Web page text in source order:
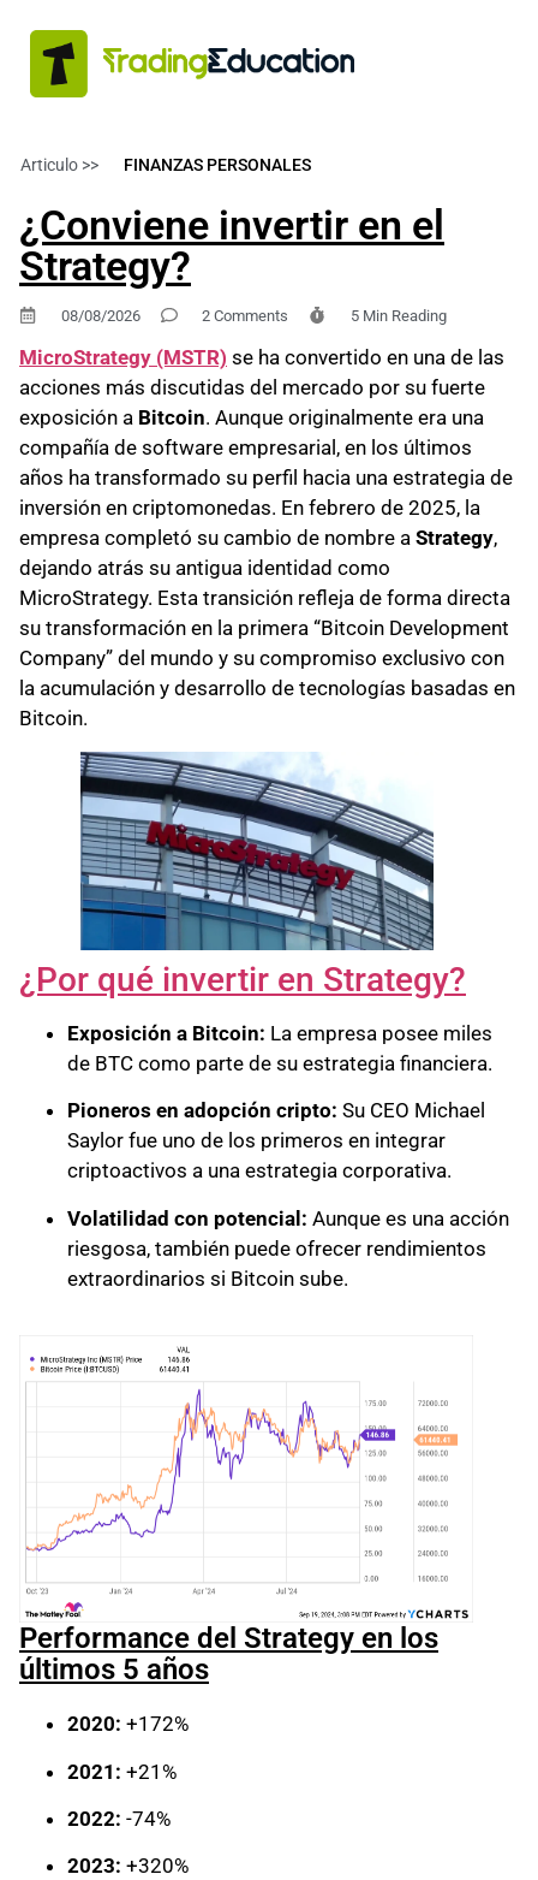
Articulo >> FINANZAS PERSONALES
¿Conviene invertir en el
Strategy?
08/08/2026 2 Comments 5 Min Reading
MicroStrategy (MSTR) se ha convertido en una de las
acciones más discutidas del mercado por su fuerte
exposición a Bitcoin. Aunque originalmente era una
compañía de software empresarial, en los últimos
años ha transformado su perfil hacia una estrategia de
inversión en criptomonedas. En febrero de 2025, la
empresa completó su cambio de nombre a Strategy,
dejando atrás su antigua identidad como
MicroStrategy. Esta transición refleja de forma directa
su transformación en la primera “Bitcoin Development
Company” del mundo y su compromiso exclusivo con
la acumulación y desarrollo de tecnologías basadas en
Bitcoin.
¿Por qué invertir en Strategy?
Exposición a Bitcoin: La empresa posee miles
de BTC como parte de su estrategia financiera.
Pioneros en adopción cripto: Su CEO Michael
Saylor fue uno de los primeros en integrar
criptoactivos a una estrategia corporativa.
Volatilidad con potencial: Aunque es una acción
riesgosa, también puede ofrecer rendimientos
extraordinarios si Bitcoin sube.
Performance del Strategy en los
últimos 5 años
2020: +172%
2021: +21%
2022: -74%
2023: +320%